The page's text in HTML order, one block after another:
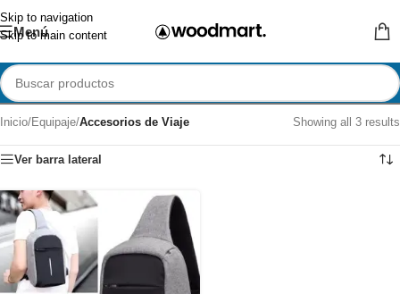
Skip to navigation
Skip to main content
Menú
Inicio/Equipaje/Accesorios de Viaje Showing all 3 results
Ver barra lateral